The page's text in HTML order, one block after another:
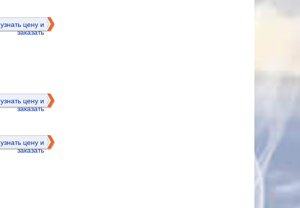
узнать цену и
заказать
узнать цену и
заказать
узнать цену и
заказать